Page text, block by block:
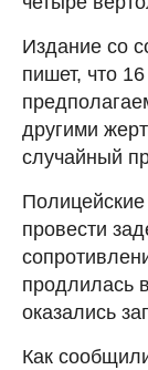
Издание со
пишет, что
другими
случайный
провести
продлилась
оказались
Как